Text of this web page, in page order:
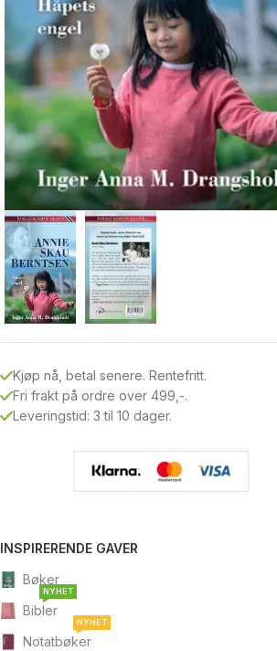
Kjøp nå, betal senere. Rentefritt.
Fri frakt på ordre over 499,-.
Leveringstid: 3 til 10 dager.
INSPIRERENDE GAVER
Bøker
Bibler
NYHET
Notatbøker
NYHET